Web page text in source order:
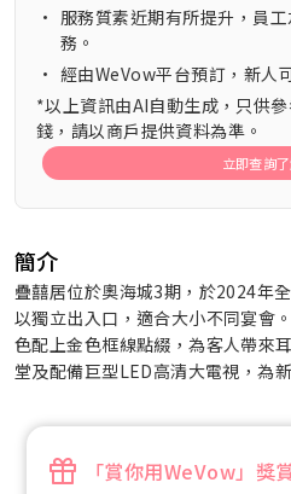
• 服務質素近期有所提升，員
務。
• 經由WeVow平台預訂，新人
*以上資訊由AI自動生成，只供
錢，請以商戶提供資料為準。
立即查詢
簡介
疊囍居位於奧海城3期，於2024年
以獨立出入口，適合大小不同宴會
色配上金色框線點綴，為客人帶來
堂及配備巨型LED高清大電視，為
「賞你用WeVow」獎